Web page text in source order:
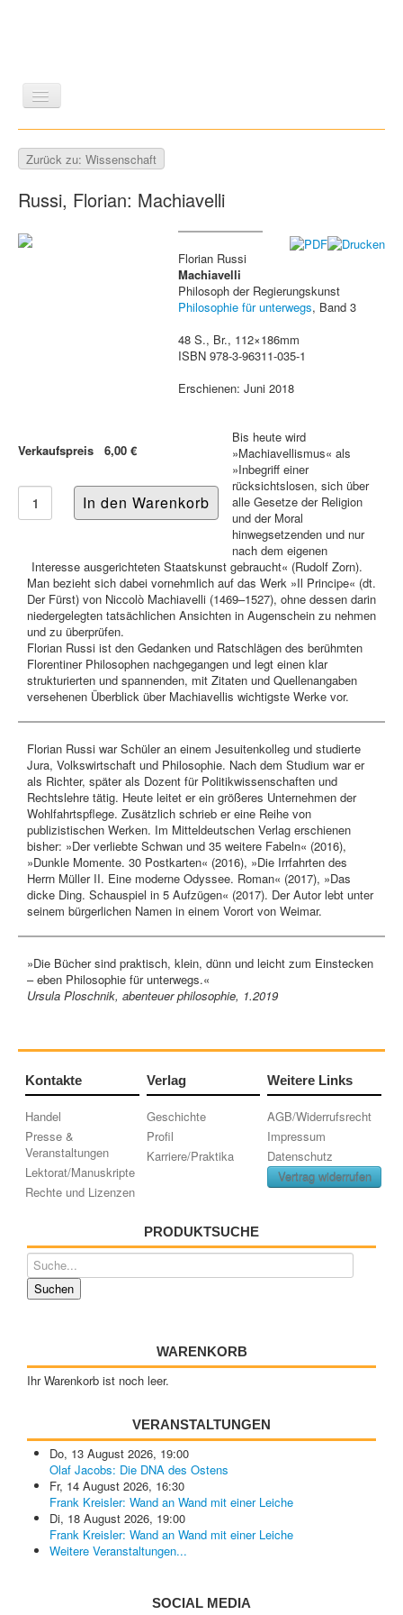
GESCHICHTE
ZEITSCHRIFTEN/VERZEICHNISSE
Zurück zu: Wissenschaft
Russi, Florian: Machiavelli
Verkaufspreis 6,00 €
Florian Russi
Machiavelli
Philosoph der Regierungskunst
Philosophie für unterwegs, Band 3
48 S., Br., 112×186mm
ISBN 978-3-96311-035-1
Erschienen: Juni 2018
Bis heute wird
»Machiavellismus« als
»Inbegriff einer
rücksichtslosen, sich über
alle Gesetze der Religion
und der Moral
hinwegsetzenden und nur
nach dem eigenen
Interesse ausgerichteten Staatskunst gebraucht« (Rudolf Zorn).
Man bezieht sich dabei vornehmlich auf das Werk »Il Principe« (dt.
Der Fürst) von Niccolò Machiavelli (1469–1527), ohne dessen darin
niedergelegten tatsächlichen Ansichten in Augenschein zu nehmen
und zu überprüfen.
Florian Russi ist den Gedanken und Ratschlägen des berühmten
Florentiner Philosophen nachgegangen und legt einen klar
strukturierten und spannenden, mit Zitaten und Quellenangaben
versehenen Überblick über Machiavellis wichtigste Werke vor.
Florian Russi war Schüler an einem Jesuitenkolleg und studierte
Jura, Volkswirtschaft und Philosophie. Nach dem Studium war er
als Richter, später als Dozent für Politikwissenschaften und
Rechtslehre tätig. Heute leitet er ein größeres Unternehmen der
Wohlfahrtspflege. Zusätzlich schrieb er eine Reihe von
publizistischen Werken. Im Mitteldeutschen Verlag erschienen
bisher: »Der verliebte Schwan und 35 weitere Fabeln« (2016),
»Dunkle Momente. 30 Postkarten« (2016), »Die Irrfahrten des
Herrn Müller II. Eine moderne Odyssee. Roman« (2017), »Das
dicke Ding. Schauspiel in 5 Aufzügen« (2017). Der Autor lebt unter
seinem bürgerlichen Namen in einem Vorort von Weimar.
»Die Bücher sind praktisch, klein, dünn und leicht zum Einstecken
– eben Philosophie für unterwegs.«
Ursula Ploschnik, abenteuer philosophie, 1.2019
Kontakte
Handel
Presse &
Veranstaltungen
Lektorat/Manuskripte
Rechte und Lizenzen
Verlag
Geschichte
Profil
Karriere/Praktika
Weitere Links
AGB/Widerrufsrecht
Impressum
Datenschutz
Vertrag widerrufen
PRODUKTSUCHE
WARENKORB
Ihr Warenkorb ist noch leer.
VERANSTALTUNGEN
Do, 13 August 2026, 19:00
Olaf Jacobs: Die DNA des Ostens
Fr, 14 August 2026, 16:30
Frank Kreisler: Wand an Wand mit einer Leiche
Di, 18 August 2026, 19:00
Frank Kreisler: Wand an Wand mit einer Leiche
Weitere Veranstaltungen...
SOCIAL MEDIA